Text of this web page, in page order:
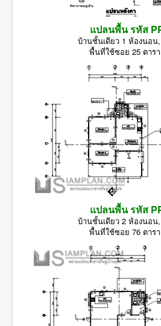
แปลนพื้น รหัส
บ้านชั้นเดียว 1 ห้องนอน
พื้นที่ใช้ซอย 25 ตารา
แปลนพื้น รหัส
บ้านชั้นเดียว 2 ห้องนอน
พื้นที่ใช้ซอย 76 ตารา